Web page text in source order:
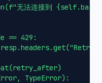
无法连接到
== 429:
TypeError):